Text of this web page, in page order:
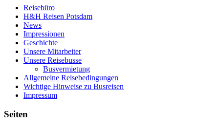
Reisebüro
H&H Reisen Potsdam
News
Impressionen
Geschichte
Unsere Mitarbeiter
Unsere Reisebusse
Busvermietung
Allgemeine Reisebedingungen
Wichtige Hinweise zu Busreisen
Impressum
Seiten